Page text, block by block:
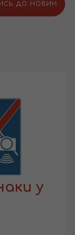
ДО НОВИН
у